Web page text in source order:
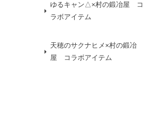
ゆるキャン△×村の鍛冶屋 コ
ラボアイテム
天穂のサクナヒメ×村の鍛冶
屋 コラボアイテム